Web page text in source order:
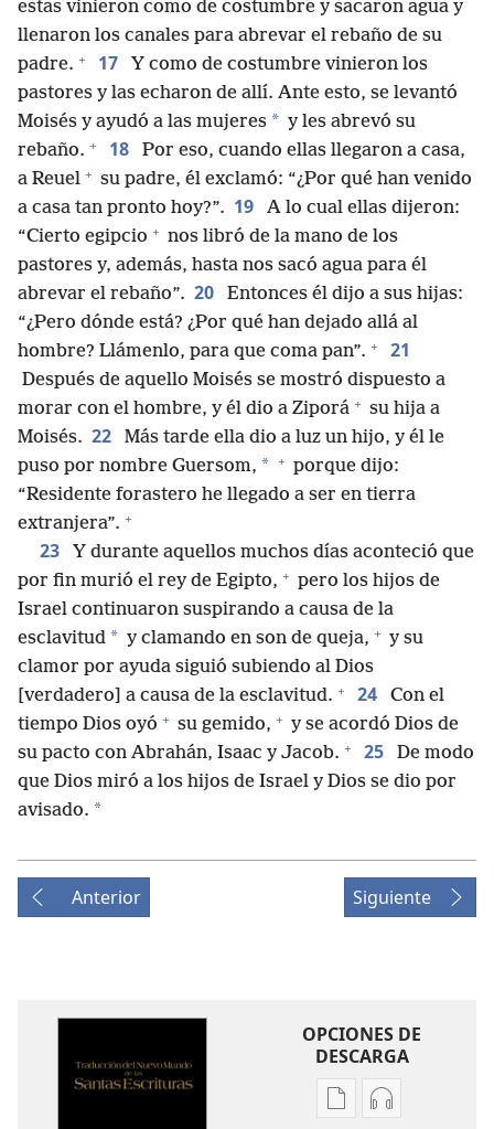
estas vinieron como de costumbre y sacaron agua y
llenaron los canales para abrevar el rebaño de su
padre. + 17
Y como de costumbre vinieron los
pastores y las echaron de allí. Ante esto, se levantó
Moisés y ayudó a las mujeres * y les abrevó su
rebaño. + 18
Por eso, cuando ellas llegaron a casa,
a Reuel + su padre, él exclamó: “¿Por qué han venido
a casa tan pronto hoy?”. 19
A lo cual ellas dijeron:
“Cierto egipcio + nos libró de la mano de los
pastores y, además, hasta nos sacó agua para él
abrevar el rebaño”. 20
Entonces él dijo a sus hijas:
“¿Pero dónde está? ¿Por qué han dejado allá al
hombre? Llámenlo, para que coma pan”. + 21
Después de aquello Moisés se mostró dispuesto a
morar con el hombre, y él dio a Ziporá + su hija a
Moisés. 22
Más tarde ella dio a luz un hijo, y él le
puso por nombre Guersom, * + porque dijo:
“Residente forastero he llegado a ser en tierra
extranjera”. +
23
Y durante aquellos muchos días aconteció que
por fin murió el rey de Egipto, + pero los hijos de
Israel continuaron suspirando a causa de la
esclavitud * y clamando en son de queja, + y su
clamor por ayuda siguió subiendo al Dios
[verdadero] a causa de la esclavitud. + 24
Con el
tiempo Dios oyó + su gemido, + y se acordó Dios de
su pacto con Abrahán, Isaac y Jacob. + 25
De modo
que Dios miró a los hijos de Israel y Dios se dio por
avisado. *
Anterior Siguiente
OPCIONES DE
DESCARGA
OpcionesOpciones